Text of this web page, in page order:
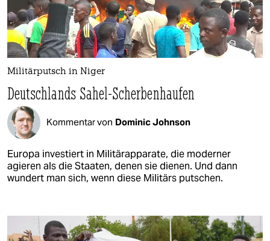
Militärputsch in Niger
Deutschlands Sahel-Scherbenhaufen
Kommentar von Dominic Johnson
Europa investiert in Militärapparate, die moderner
agieren als die Staaten, denen sie dienen. Und dann
wundert man sich, wenn diese Militärs putschen.